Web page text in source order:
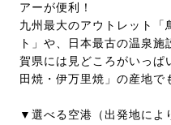
アーが便利！
九州最大のアウトレット「
ト」や、日本最古の温泉
賀県には見どころがいっぱ
田焼・伊万里焼」の産地で
▼選べる空港（出発地によ